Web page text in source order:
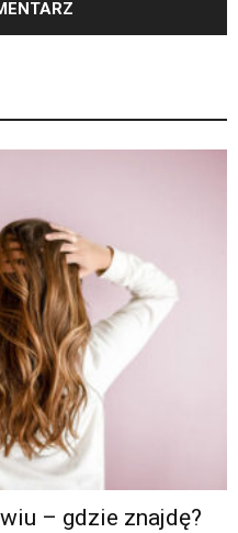
– gdzie znajdę?